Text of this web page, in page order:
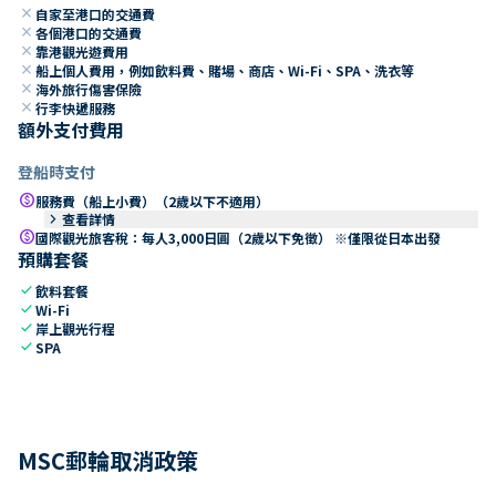
close 自家至港口的交通費
close 各個港口的交通費
close 靠港觀光遊費用
close 船上個人費用，例如飲料費、賭場、商店、Wi-Fi、SPA、洗衣等
close 海外旅行傷害保險
close 行李快遞服務
額外支付費用
登船時支付
paid服務費（船上小費）（2歲以下不適用）
keyboard_arrow_right 查看詳情
paid國際觀光旅客稅：每人3,000日圓（2歲以下免徵） ※僅限從日本出發
預購套餐
check飲料套餐
checkWi-Fi
check 岸上觀光行程
checkSPA
MSC郵輪取消政策